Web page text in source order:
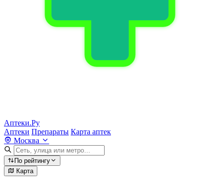
Аптеки.Ру
Аптеки Препараты Карта аптек
Москва
По рейтингу
Карта